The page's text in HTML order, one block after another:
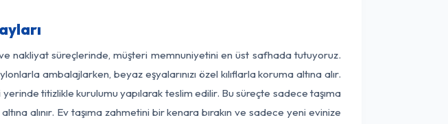
nakliyat süreçlerinde, müşteri memnuniyetini en üst safhada tutuyoruz.
ambalajlarken, beyaz eşyalarınızı özel kılıflarla koruma altına alır.
titizlikle kurulumu yapılarak teslim edilir. Bu süreçte sadece taşıma
alınır. Ev taşıma zahmetini bir kenara bırakın ve sadece yeni evinize